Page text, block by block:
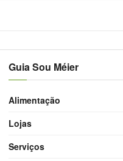
Guia Sou Méier
Alimentação
Lojas
Serviços